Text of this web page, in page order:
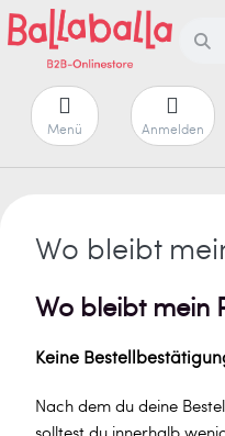
Menü Anmelden
Wo bleibt
Wo bleibt mein
Keine
Nach dem du deine
solltest du innerhalb